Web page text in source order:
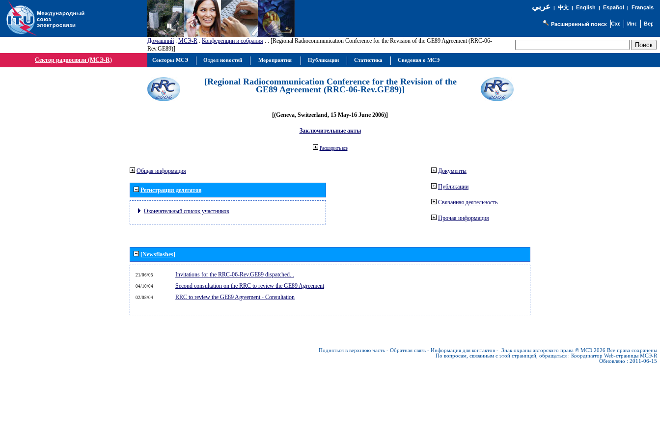
عربي| 中文| English | Español | Français
Расширенный поиск
Домашний : МСЭ-R : Конференции и собрания : : [Regional Radiocommunication Conference for the Revision of the GE89 Agreement (RRC-06-
Rev.GE89)]
Сектор радиосвязи (МСЭ-R)
[Regional Radiocommunication Conference for the Revision of the
GE89 Agreement (RRC-06-Rev.GE89)]
[(Geneva, Switzerland, 15 May-16 June 2006)]
Заключительные акты
Расширить все
Общая информация
Регистрация делегатов
Окончательный список участников
Документы
Публикации
Связанная деятельность
Прочая информация
[Newsflashes]
21/06/05 Invitations for the RRC-06-Rev.GE89 dispatched...
04/10/04 Second consultation on the RRC to review the GE89 Agreement
02/08/04 RRC to review the GE89 Agreement - Consultation
Подняться в верхнюю часть - Обратная связь - Информация для контактов - Знак охраны авторского права © МСЭ 2026 Все права сохранены
По вопросам, связанным с этой страницей, обращаться : Координатор Web-страницы МСЭ-R
Обновлено : 2011-06-15
Секторы МСЭ Отдел новостей Мероприятия Публикации Статистика Сведения о МСЭ